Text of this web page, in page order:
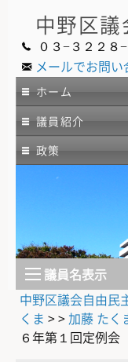
中野区議
０３−３２２８
メールでお問い
ホーム
議員紹介
政策
議員名表示
中野区議会自由民
くま > > 加藤 たく
６年第１回定例会